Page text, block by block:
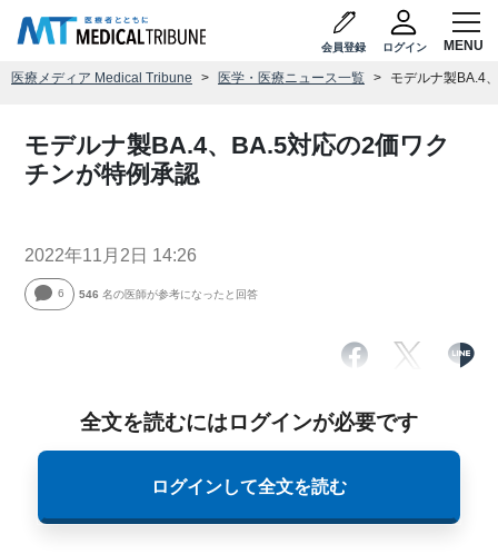
会員登録 ログイン
医療メディア Medical Tribune 医学・医療ニュース一覧 モデルナ製BA.4
モデルナ製BA.4、BA.5対応の2価ワク
チンが特例承認
2022年11月2日 14:26
6 546 名の医師が参考になったと回答
全文を読むにはログインが必要です
ログインして全文を読む